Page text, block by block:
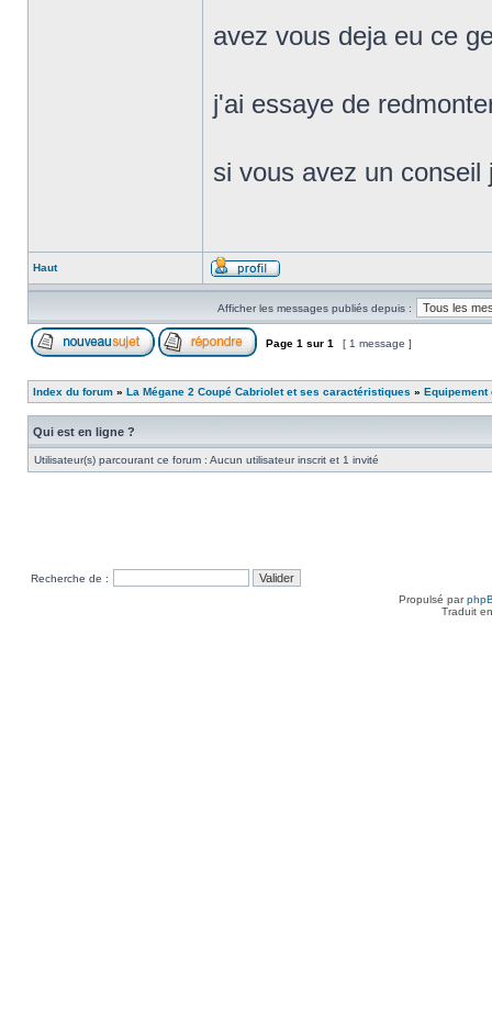
avez vous deja eu ce
j'ai essaye de
si vous avez un conseil
Haut
Afficher les messages publiés depuis :
Page 1 sur 1 [ 1 message ]
Index du forum » La Mégane 2 Coupé Cabriolet et ses caractéristiques » Equipement
Qui est en ligne ?
Utilisateur(s) parcourant ce forum : Aucun utilisateur inscrit et 1 invité
Recherche de :
Propulsé par
Traduit